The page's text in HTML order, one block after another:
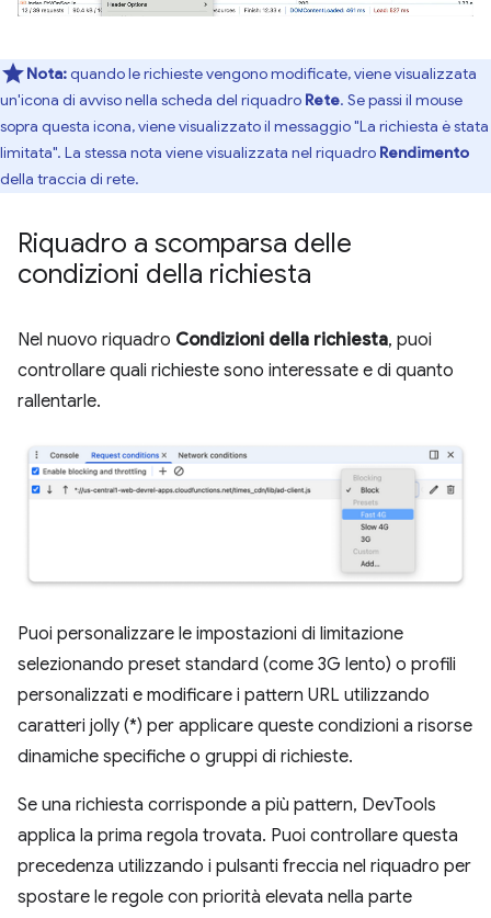
Nota:quando le richieste vengono modificate, viene visualizzata
un'icona di avviso nella scheda del riquadro Rete. Se passi il mouse
sopra questa icona, viene visualizzato il messaggio "La richiesta è stata
limitata". La stessa nota viene visualizzata nel riquadro Rendimento
della traccia di rete.
Riquadro a scomparsa delle
condizioni della richiesta
Nel nuovo riquadro Condizioni della richiesta, puoi
controllare quali richieste sono interessate e di quanto
rallentarle.
Puoi personalizzare le impostazioni di limitazione
selezionando preset standard (come 3G lento) o profili
personalizzati e modificare i pattern URL utilizzando
caratteri jolly (*) per applicare queste condizioni a risorse
dinamiche specifiche o gruppi di richieste.
Se una richiesta corrisponde a più pattern, DevTools
applica la prima regola trovata. Puoi controllare questa
precedenza utilizzando i pulsanti freccia nel riquadro per
spostare le regole con priorità elevata nella parte